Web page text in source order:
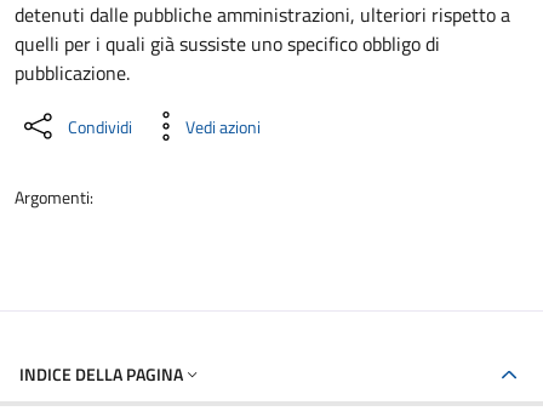
detenuti dalle pubbliche amministrazioni, ulteriori rispetto a
quelli per i quali già sussiste uno specifico obbligo di
pubblicazione.
Condividi Vedi azioni
Argomenti:
INDICE DELLA PAGINA